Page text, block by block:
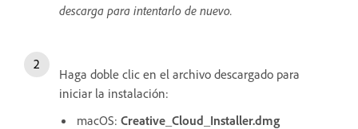
descarga para intentarlo de nuevo.
Haga doble clic en el archivo descargado para
iniciar la instalación:
macOS: Creative_Cloud_Installer.dmg